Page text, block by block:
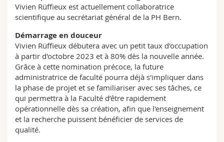
Vivien Rüffieux est actuellement collaboratrice
scientifique au secrétariat général de la PH Bern.
Démarrage en douceur
Vivien Rüffieux débutera avec un petit taux d'occupation
à partir d'octobre 2023 et à 80% dès la nouvelle année.
Grâce à cette nomination précoce, la future
administratrice de faculté pourra déjà s'impliquer dans
la phase de projet et se familiariser avec ses tâches, ce
qui permettra à la Faculté d’être rapidement
opérationnelle dès sa création, afin que l'enseignement
et la recherche puissent bénéficier de services de
qualité.